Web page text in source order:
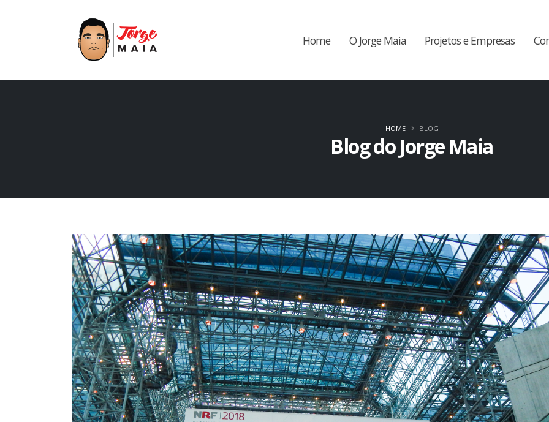
Home O Jorge Maia Projetos e Empresas
Blog do Jorge Maia
HOME BLOG